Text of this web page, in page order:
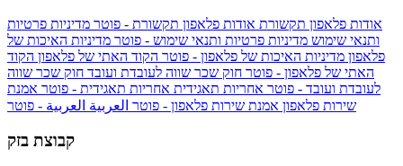
אודות פלאפון תקשורת אודות פלאפון תקשורת - פוטר מדיניות פרטיות
ותנאי שימוש מדיניות פרטיות ותנאי שימוש - פוטר מדיניות האיכות של
פלאפון מדיניות האיכות של פלאפון - פוטר הקוד האתי של פלאפון הקוד
האתי של פלאפון - פוטר חוק שכר שווה לעובדת ועובד חוק שכר שווה
לעובדת ועובד - פוטר אחריות תאגידית אחריות תאגידית - פוטר אמנת
שירות פלאפון אמנת שירות פלאפון - פוטר العربية العربية - פוטר
קבוצת בזק